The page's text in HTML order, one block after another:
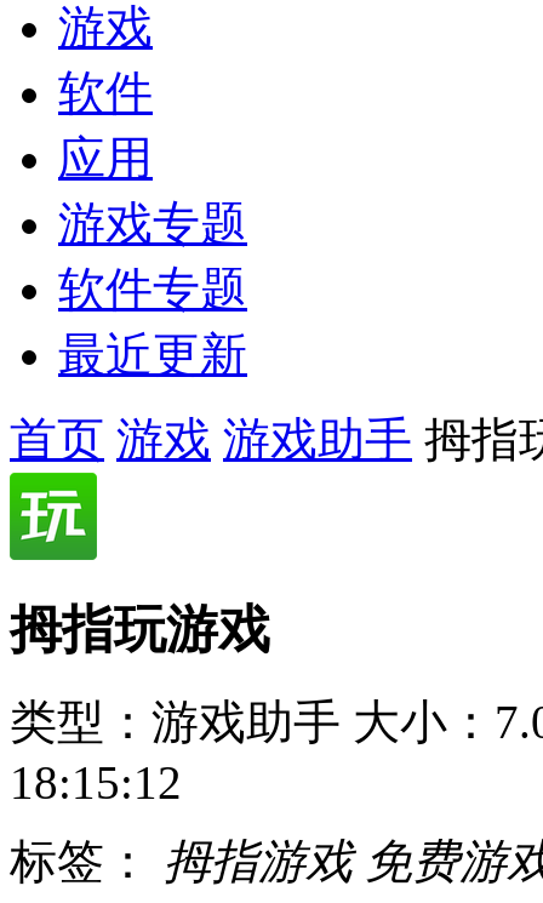
游戏
软件
应用
游戏专题
软件专题
最近更新
首页 游戏 游戏助手 拇指
拇指玩游戏
类型：游戏助手 大小：
18:15:12
标签： 拇指游戏 免费游